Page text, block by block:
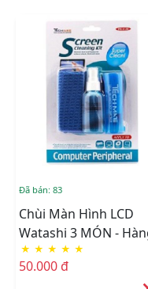
Đã bán: 83
Chùi Màn Hình LCD
Watashi 3 MÓN -
Nhập Khẩu
★ ★ ★ ★ ★
50.000 đ